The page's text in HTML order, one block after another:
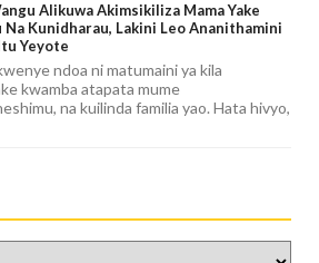
Alikuwa Akimsikiliza Mama Yake
Na Kunidharau, Lakini Leo Ananithamini
Yeyote
ndoa ni matumaini ya kila
kwamba atapata mume
na kuilinda familia yao. Hata hivyo,